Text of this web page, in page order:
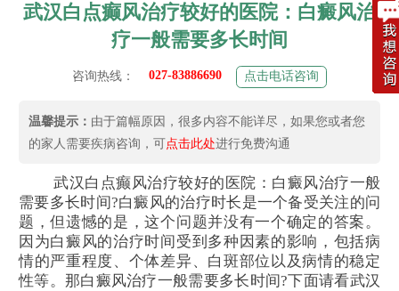
武汉白点癫风治疗较好的医院：白癜风治
疗一般需要多长时间
咨询热线： 027-83886690 点击电话咨询
温馨提示： 由于篇幅原因，很多内容不能详尽，如果您或者您
的家人需要疾病咨询，可点击此处进行免费沟通
武汉白点癫风治疗较好的医院：白癜风治疗一般
需要多长时间?白癜风的治疗时长是一个备受关注的问
题，但遗憾的是，这个问题并没有一个确定的答案。
因为白癜风的治疗时间受到多种因素的影响，包括病
情的严重程度、个体差异、白斑部位以及病情的稳定
性等。那白癜风治疗一般需要多长时间?下面请看武汉